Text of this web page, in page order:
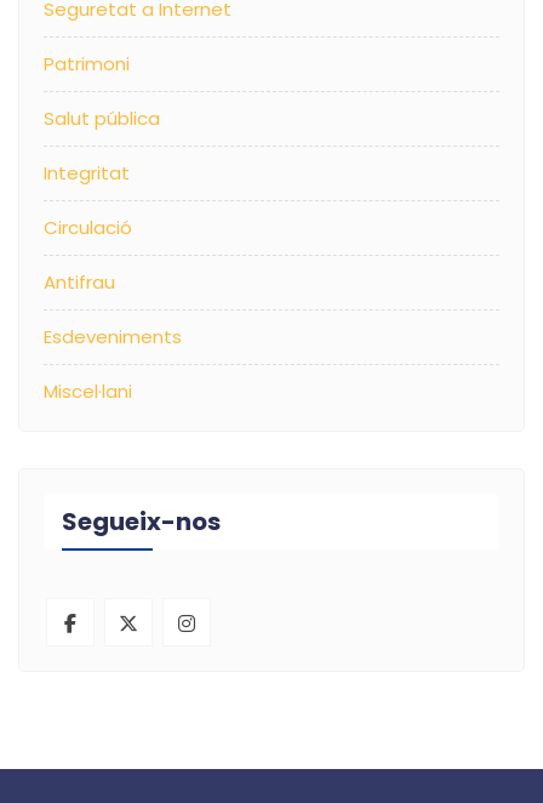
Seguretat a Internet
Patrimoni
Salut pública
Integritat
Circulació
Antifrau
Esdeveniments
Miscel·lani
Segueix-nos